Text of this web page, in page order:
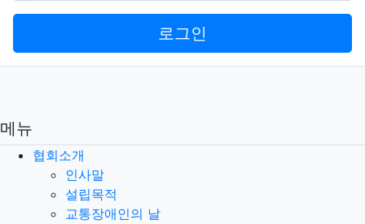
로그인
메뉴
협회소개
인사말
설립목적
교통장애인의 날